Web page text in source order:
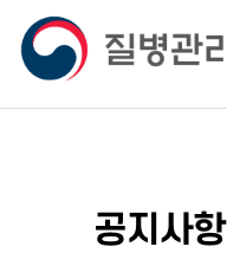
공지사항